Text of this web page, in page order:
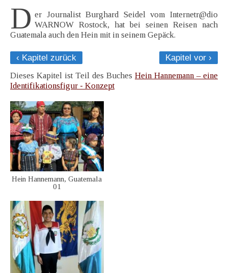
D er Journalist Burghard Seidel vom Internetr@dio
WARNOW Rostock, hat bei seinen Reisen nach
Guatemala auch den Hein mit in seinem Gepäck.
‹ Kapitel zurück
Kapitel vor ›
Dieses Kapitel ist Teil des Buches Hein Hannemann – eine
Identifikationsfigur - Konzept
Hein Hannemann, Guatemala
01